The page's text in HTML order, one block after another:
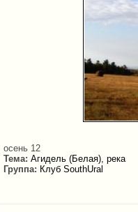
осень 12
Тема: Агидель (Белая), река
Группа: Клуб SouthUral